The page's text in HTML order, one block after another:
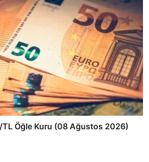
TL Öğle Kuru (08 Ağustos 2026)